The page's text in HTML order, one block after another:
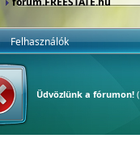
Felhasználók
Üdvözlünk a fórumon!(